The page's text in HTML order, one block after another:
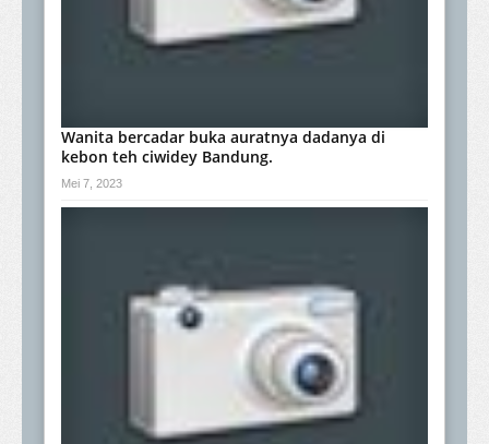
Wanita bercadar buka auratnya dadanya di
kebon teh ciwidey Bandung.
Mei 7, 2023